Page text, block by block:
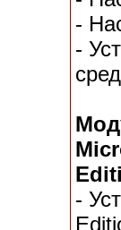
-
-
-